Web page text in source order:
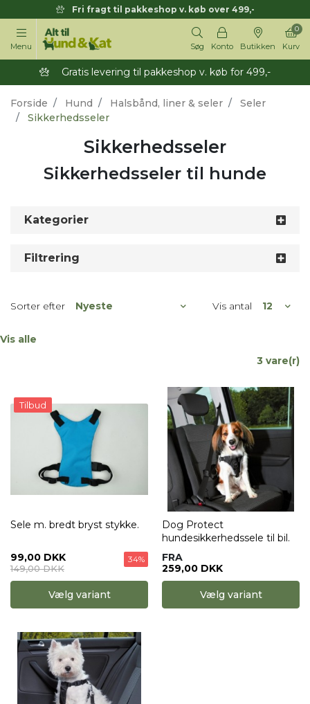
Fri fragt til pakkeshop v. køb over 499,-
Menu Søg Konto Butikken Kurv
0
Gratis levering til pakkeshop v. køb for 499,-
Forside Hund Halsbånd, liner & seler
Seler
Sikkerhedsseler
Sikkerhedsseler
Sikkerhedsseler til hunde
Kategorier
Filtrering
Sorter efter Vis antal
Vis alle
3 vare(r)
Tilbud
Sele m. bredt bryst stykke.
99,00 DKK
149,00 DKK
34%
Vælg variant
Dog Protect
hundesikkerhedssele til bil.
FRA
259,00 DKK
Vælg variant